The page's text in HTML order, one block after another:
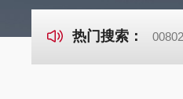
热门搜索：